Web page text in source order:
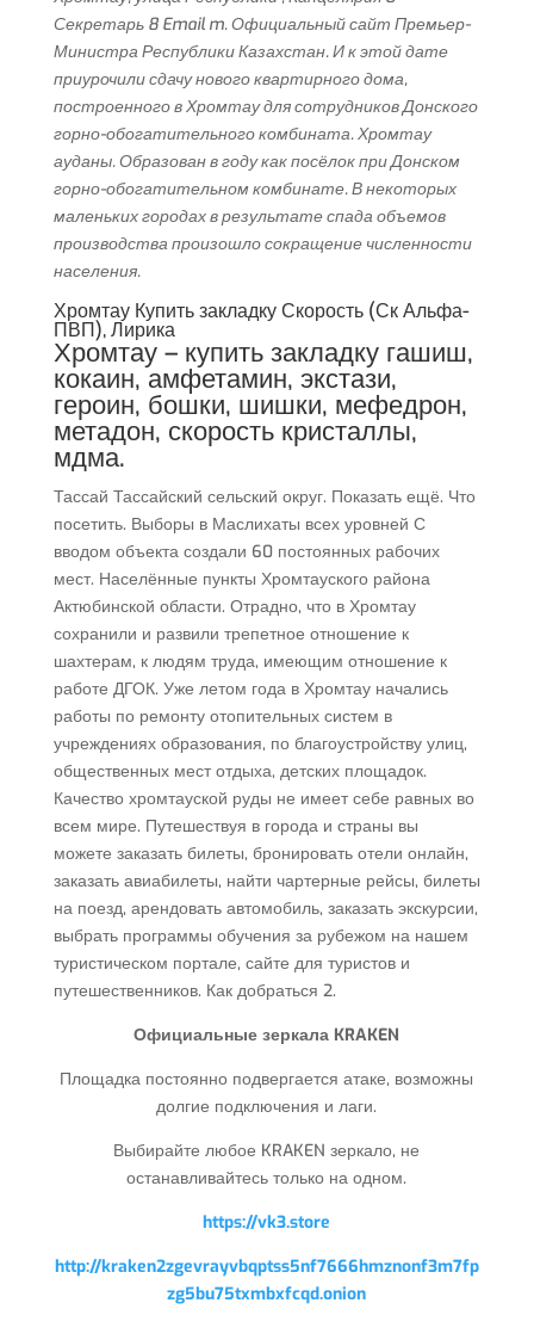
Секретарь 8 Email m. Официальный сайт Премьер-
Министра Республики Казахстан. И к этой дате
приурочили сдачу нового квартирного дома,
построенного в Хромтау для сотрудников Донского
горно-обогатительного комбината. Хромтау
ауданы. Образован в году как посёлок при Донском
горно-обогатительном комбинате. В некоторых
маленьких городах в результате спада объемов
производства произошло сокращение численности
населения.
Хромтау Купить закладку Скорость (Ск Альфа-
ПВП), Лирика
Хромтау – купить закладку гашиш,
кокаин, амфетамин, экстази,
героин, бошки, шишки, мефедрон,
метадон, скорость кристаллы,
мдма.
Тассай Тассайский сельский округ. Показать ещё. Что
посетить. Выборы в Маслихаты всех уровней С
вводом объекта создали 60 постоянных рабочих
мест. Населённые пункты Хромтауского района
Актюбинской области. Отрадно, что в Хромтау
сохранили и развили трепетное отношение к
шахтерам, к людям труда, имеющим отношение к
работе ДГОК. Уже летом года в Хромтау начались
работы по ремонту отопительных систем в
учреждениях образования, по благоустройству улиц,
общественных мест отдыха, детских площадок.
Качество хромтауской руды не имеет себе равных во
всем мире. Путешествуя в города и страны вы
можете заказать билеты, бронировать отели онлайн,
заказать авиабилеты, найти чартерные рейсы, билеты
на поезд, арендовать автомобиль, заказать экскурсии,
выбрать программы обучения за рубежом на нашем
туристическом портале, сайте для туристов и
путешественников. Как добраться 2.
Официальные зеркала KRAKEN
Площадка постоянно подвергается атаке, возможны
долгие подключения и лаги.
Выбирайте любое KRAKEN зеркало, не
останавливайтесь только на одном.
https://vk3.store
http://kraken2zgevrayvbqptss5nf7666hmznonf3m7fp
zg5bu75txmbxfcqd.onion